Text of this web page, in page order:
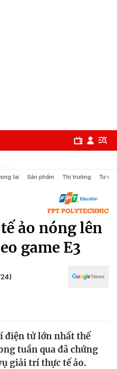
lai Sản phẩm Thị trường Tư vấn
ảo nóng lên
game E3
điện tử lớn nhất thế
tuần qua đã chứng
giải trí thực tế ảo.